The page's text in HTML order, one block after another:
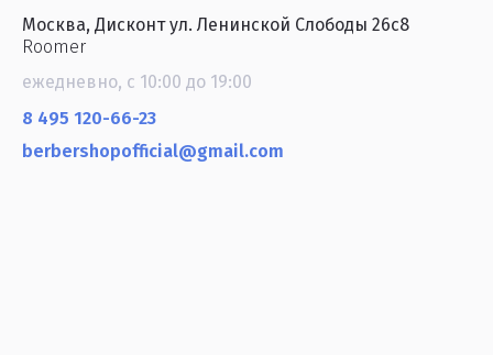
Москва, Дисконт ул. Ленинской Слободы 26с8
Roomer
ежедневно, с 10:00 до 19:00
8 495 120-66-23
berbershopofficial@gmail.com